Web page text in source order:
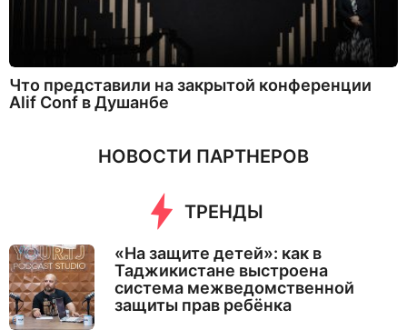
Что представили на закрытой конференции
Alif Conf в Душанбе
НОВОСТИ ПАРТНЕРОВ
ТРЕНДЫ
«На защите детей»: как в
Таджикистане выстроена
система межведомственной
защиты прав ребёнка